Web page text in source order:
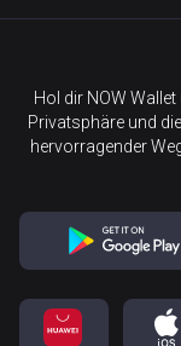
Hol dir NOW
Privatsphäre und
hervorragender